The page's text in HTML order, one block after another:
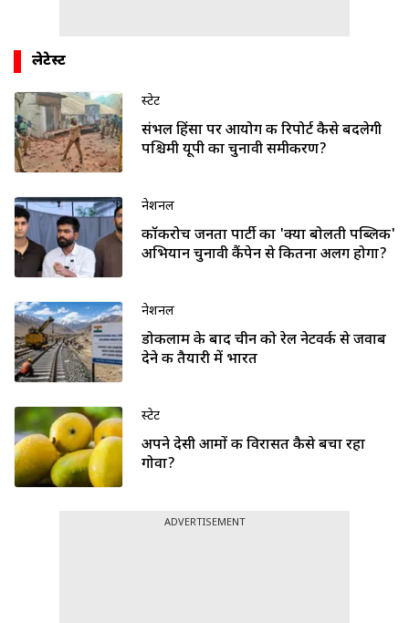
लेटेस्ट
स्टेट
संभल हिंसा पर आयोग की रिपोर्ट कैसे बदलेगी
पश्चिमी यूपी का चुनावी समीकरण?
नेशनल
कॉकरोच जनता पार्टी का 'क्या बोलती पब्लिक'
अभियान चुनावी कैंपेन से कितना अलग होगा?
नेशनल
डोकलाम के बाद चीन को रेल नेटवर्क से जवाब
देने की तैयारी में भारत
स्टेट
अपने देसी आमों की विरासत कैसे बचा रहा
गोवा?
ADVERTISEMENT